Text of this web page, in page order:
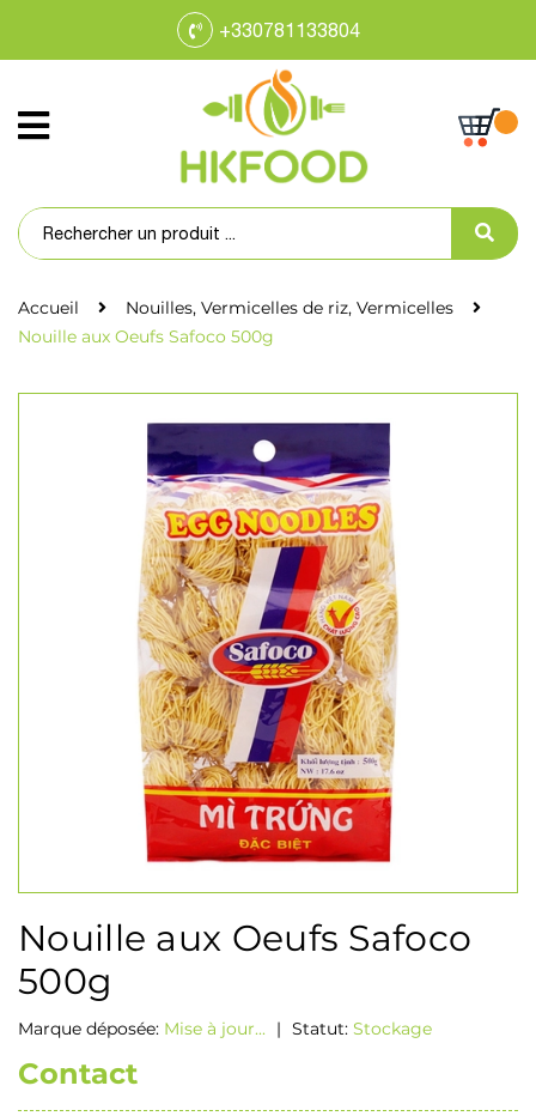
+330781133804
Accueil
Nouilles, Vermicelles de riz, Vermicelles
Nouille aux Oeufs Safoco 500g
Nouille aux Oeufs Safoco
500g
Marque déposée: Mise à jour... | Statut: Stockage
Contact